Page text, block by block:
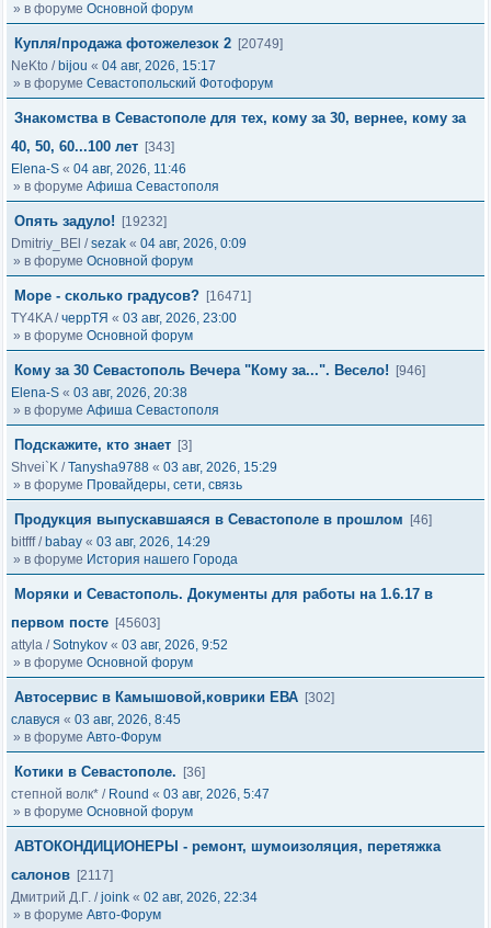
» в форуме Основной форум
Купля/продажа фотожелезок 2 [20749]
NeKto / bijou « 04 авг, 2026, 15:17
» в форуме Севастопольский Фотофорум
Знакомства в Севастополе для тех, кому за 30, вернее, кому за
40, 50, 60...100 лет [343]
Elena-S « 04 авг, 2026, 11:46
» в форуме Афиша Севастополя
Опять задуло!
[19232]
Dmitriy_BEl /sezak « 04 авг, 2026, 0:09
» в форуме Основной форум
Море - сколько градусов? [16471]
TY4KA/черрТЯ « 03 авг, 2026, 23:00
» в форуме Основной форум
Кому за 30 Севастополь Вечера "Кому за...". Весело!
[946]
Elena-S « 03 авг, 2026, 20:38
» в форуме Афиша Севастополя
Подскажите, кто знает [3]
Shvei`K /Tanysha9788 « 03 авг, 2026, 15:29
» в форуме Провайдеры, сети, связь
Продукция выпускавшаяся в Севастополе в прошлом
[46]
bitfff/ babay « 03 авг, 2026, 14:29
» в форуме История нашего Города
Моряки и Севастополь. Документы для работы на 1.6.17 в
первом посте [45603]
attyla /Sotnykov « 03 авг, 2026, 9:52
» в форуме Основной форум
Автосервис в Камышовой,коврики ЕВА [302]
славуся « 03 авг, 2026, 8:45
» в форуме Авто-Форум
Котики в Севастополе.
[36]
степной волк* / Round « 03 авг, 2026, 5:47
» в форуме Основной форум
АВТОКОНДИЦИОНЕРЫ - ремонт, шумоизоляция, перетяжка
салонов [2117]
Дмитрий Д.Г. /joink « 02 авг, 2026, 22:34
» в форуме Авто-Форум